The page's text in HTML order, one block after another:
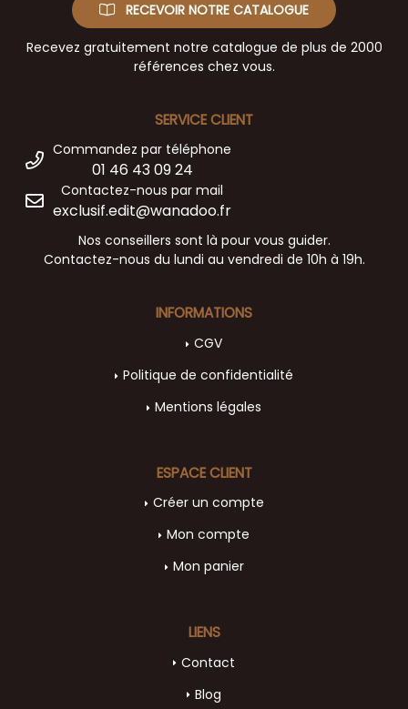
RECEVOIR NOTRE CATALOGUE
Recevez gratuitement notre catalogue de plus de 2000
références chez vous.
SERVICE CLIENT
Commandez par téléphone
01 46 43 09 24
Contactez-nous par mail
exclusif.edit@wanadoo.fr
Nos conseillers sont là pour vous guider.
Contactez-nous du lundi au vendredi de 10h à 19h.
INFORMATIONS
CGV
Politique de confidentialité
Mentions légales
LIENS
Contact
Blog
ESPACE CLIENT
Créer un compte
Mon compte
Mon panier